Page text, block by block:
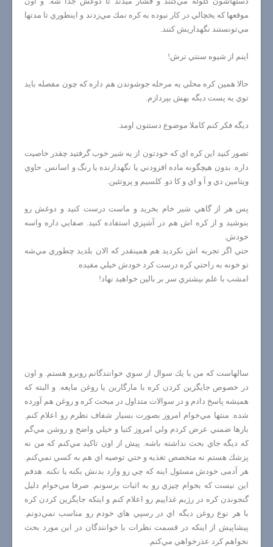
موقعها كه يخچالي در كار نبوده به كره نمك مي‌زدند و اينطوري تا مدتها
مي‌تونستند نگهداريش كنند.
اينم از شيوه سنتي ترش!
حالا همين كره محلي يه مرحله جوشوندن هم داره كه چون مفصله بايد
توي يه پست ديگه بهش بپردازم.
ديگه فكر كنم كاملا موضوع دستتون اومد.
تصور كنيد اين كره اي كه خودتون از يه شير خوب گرفتيد چقدر خاصيت
داره. بدون هيچگونه ماده افزودني يا نگهدارنده يا رنگ و اسانس. حاوي
ويتامين دي و آ و اي و كا دو. كلسيم و پروتئين.
پس هر از گاهي شير خام بخريد و ماست درست كنيد و دوغش رو
بنوشيد و از كره اش هم در آشپزي استفاده كنيد. صفايي داره واسه
خودش.
حتي اگر تجربه اش نكرديد هم همينقدر كه الان بلديد چطوري مي‌شه
تو خونه به راحتي كره درست كرد خودش خيلي مفيده.
امشب با علم بيشتري سر بر بالين خواهيد نهاد!
سالهاست كه من با يك سوال از سوي خوانندگانم روبرو هستم. و اون
در خصوص جايگزين كردن كره با مارگارين يا روغن مايعه. و البته كه
هميشه پاسخ دادم و در سوالات متداول در مبحث كره و روغن هم آورده
شده. منتها مي‌خوام امروز بصورت بسيار شفاف نظرم رو اعلام كنم.
بارها ضمني عرض كردم ولي امروز كتبا و خيلي واضح و روشن مي‌گم
كه ديگه جاي بحث نداشته باشه. پيش از اون تاكيد مي‌كنم كه من نه
پزشك هستم نه متخصص تغذيه و حتي توصيه اي هم به كسي نمي‌كنم.
هر آدمی خودش مسئول اينه كه چي رو وارد بدنش بكنه يا نكنه. هدفم
اين نيست كه بخوام چيزي رو به اثبات برسونم. صرفا مي‌خوام دليل
گنجوندن كره در رژيم غذاييم رو اعلام كنم و اينكه جايگزين كردن كره
با هر نوع روغن ديگه اي در رسپي هاي خودم رو مناسب نمي‌دونم.
پيشاپيش از اينكه در قسمت نظرات با خوانندگان در اين مورد بحث
نخواهم كرد عذرخواهي مي‌كنم.